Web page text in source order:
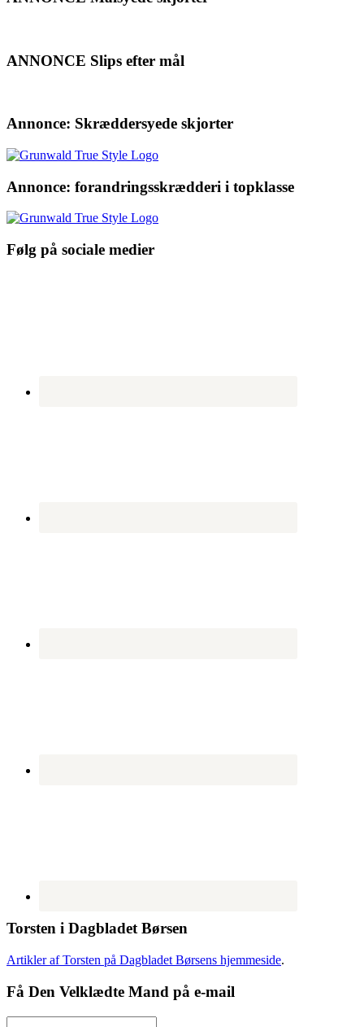
ANNONCE Slips efter mål
Annonce: Skræddersyede skjorter
Annonce: forandringsskrædderi i topklasse
Følg på sociale medier
Torsten i Dagbladet Børsen
Artikler af Torsten på Dagbladet Børsens hjemmeside.
Få Den Velklædte Mand på e-mail